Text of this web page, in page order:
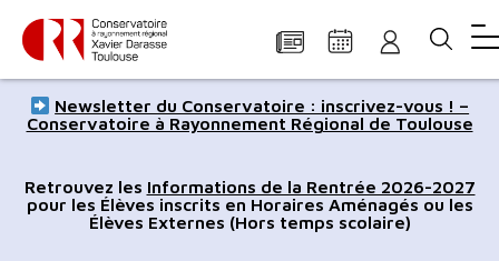
Panneau de gestion des cookies
Aller
au
principal
à
navigation
à
recherche
au
de
page
au
du
site
Newsletter du Conservatoire : inscrivez-vous ! –
Conservatoire à Rayonnement Régional de Toulouse
Retrouvez les Informations de la Rentrée 2026-2027
pour les Élèves inscrits en Horaires Aménagés ou les
Élèves Externes (Hors temps scolaire)